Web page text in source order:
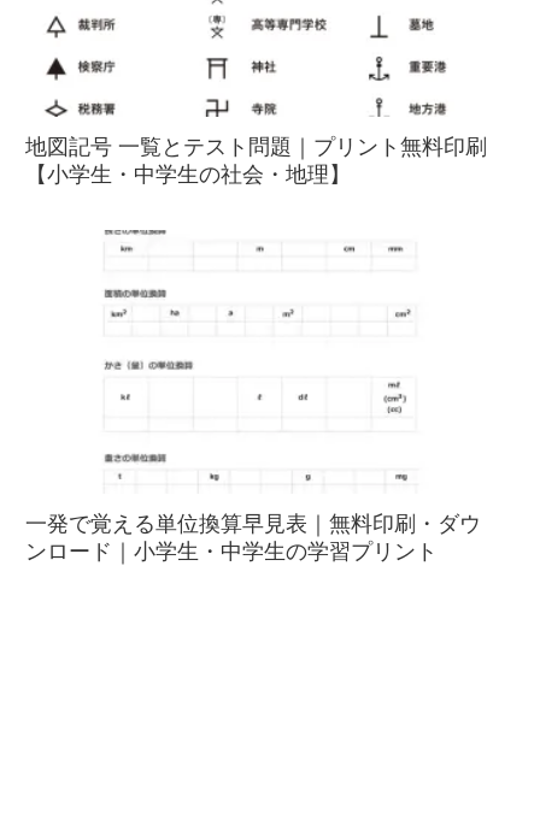
地図記号 一覧とテスト問題｜プリント無料印刷
【小学生・中学生の社会・地理】
一発で覚える単位換算早見表｜無料印刷・ダウ
ンロード｜小学生・中学生の学習プリント